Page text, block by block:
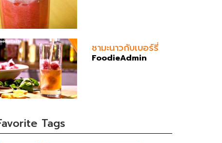
ชามะนาวกับเบอร์รี่
FoodieAdmin
Tags